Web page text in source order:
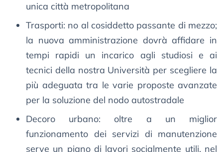
unica città metropolitana
Trasporti: no al cosiddetto passante di mezzo;
la nuova amministrazione dovrà affidare in
tempi rapidi un incarico agli studiosi e ai
tecnici della nostra Università per scegliere la
più adeguata tra le varie proposte avanzate
per la soluzione del nodo autostradale
Decoro urbano: oltre a un miglior
funzionamento dei servizi di manutenzione
serve un piano di lavori socialmente utili, nel